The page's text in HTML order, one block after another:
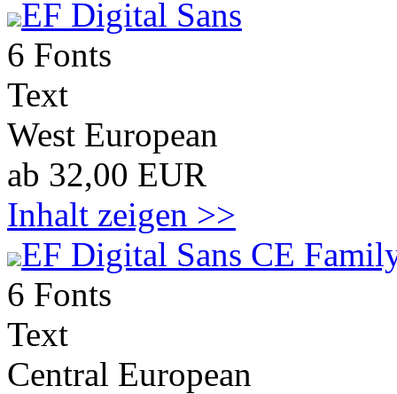
EF Digital Sans
6 Fonts
Text
West European
ab 32,00 EUR
Inhalt zeigen >>
EF Digital Sans CE
6 Fonts
Text
Central European